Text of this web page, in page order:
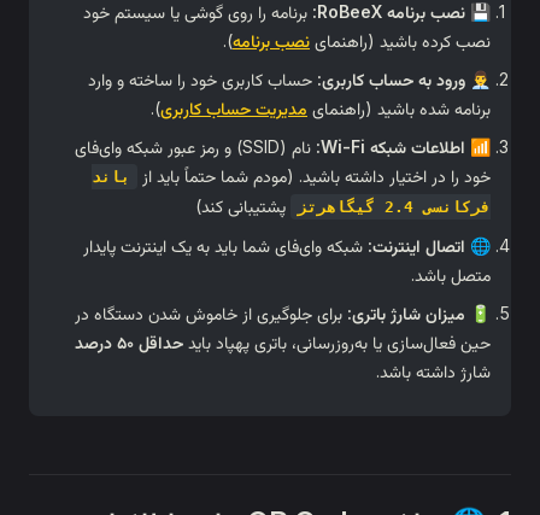
برنامه را روی گوشی یا سیستم خود
نصب برنامه).
کاربری:حساب کاربری خود را ساخته و وارد
(راهنمایمدیریت حساب کاربری).
نام (SSID) و رمز عبور شبکه وای‌فای
باشید. (مودم شما حتماً باید از
باند
پشتیبانی کند)
شبکه وای‌فای شما باید به یک اینترنت پایدار
برای جلوگیری از خاموش شدن دستگاه در
باتری پهپاد بایدحداقل ۵۰ درصد